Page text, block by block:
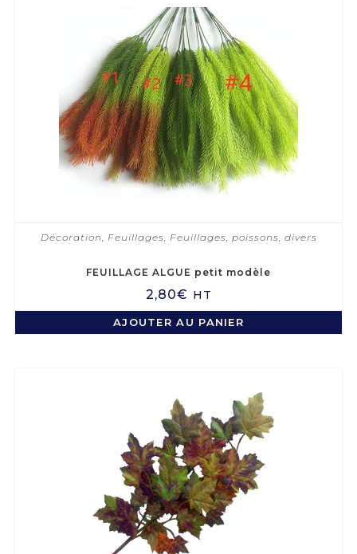
Décoration, Feuillages, Feuillages, poissons, divers
FEUILLAGE ALGUE petit modèle
2,80€ HT
AJOUTER AU PANIER